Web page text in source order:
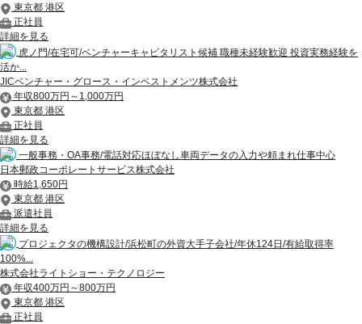
東京都 港区
正社員
詳細を見る
虎ノ門/在宅可/ベンチャーキャピタリスト候補 職種未経験歓迎 投資実務経験を
活か...
JICベンチャー・グロース・インベストメンツ株式会社
年収800万円～1,000万円
東京都 港区
正社員
詳細を見る
一般事務・OA事務/電話対応ほぼなし車両データの入力や頼まれ仕事中心
日本郵政コーポレートサービス株式会社
時給1,650円
東京都 港区
派遣社員
詳細を見る
プロジェクタの機構設計/浜松町の外資大手子会社/年休124日/有給取得率
100%...
株式会社ライトショー・テクノロジー
年収400万円～800万円
東京都 港区
正社員